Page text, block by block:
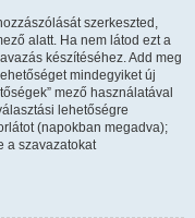
szerkeszted,
alatt. Ha nem látod ezt a
készítéséhez. Add meg
mindegyiket új
mező használatával
lehetőségre
(napokban megadva);
a szavazatokat